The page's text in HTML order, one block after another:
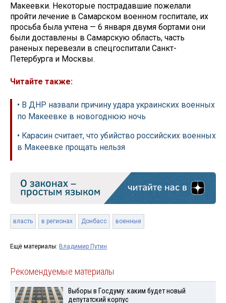
Макеевки. Некоторые пострадавшие пожелали
пройти лечение в Самарском военном госпитале, их
просьба была учтена — 6 января двумя бортами они
были доставлены в Самарскую область, часть
раненых перевезли в спецгоспитали Санкт-
Петербурга и Москвы.
Читайте также:
• В ДНР назвали причину удара украинских военных
по Макеевке в новогоднюю ночь
• Карасин считает, что убийство российских военных
в Макеевке прощать нельзя
власть в регионах Донбасс военные
Ещё материалы: Владимир Путин
Рекомендуемые материалы
Выборы в Госдуму: каким будет новый
депутатский корпус